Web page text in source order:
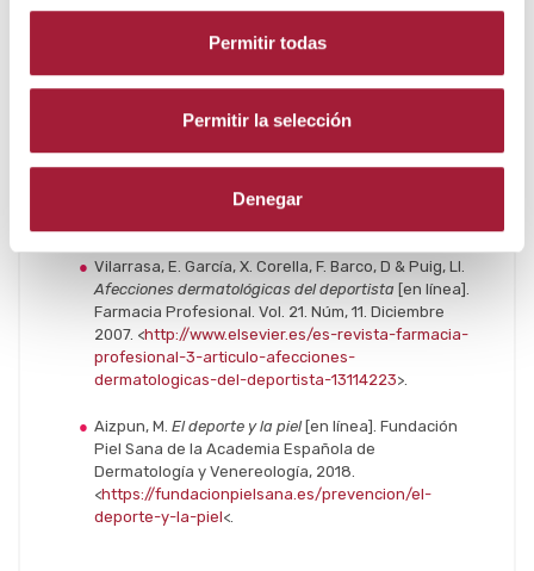
Permitir todas
Permitir la selección
Denegar
Vilarrasa, E. García, X. Corella, F. Barco, D & Puig, Ll.
Afecciones dermatológicas del deportista [en línea].
Farmacia Profesional. Vol. 21. Núm, 11. Diciembre
2007. <http://www.elsevier.es/es-revista-farmacia-
profesional-3-articulo-afecciones-
dermatologicas-del-deportista-13114223>.
Aizpun, M. El deporte y la piel[en línea]. Fundación
Piel Sana de la Academia Española de
Dermatología y Venereología, 2018.
<https://fundacionpielsana.es/prevencion/el-
deporte-y-la-piel<.